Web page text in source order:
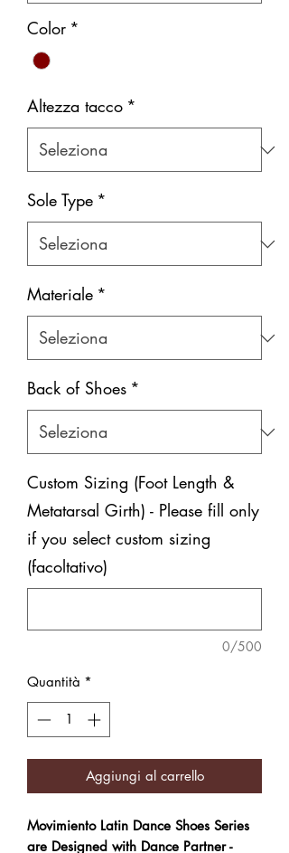
Color *
Altezza tacco *
Sole Type *
Materiale *
Back of Shoes *
Custom Sizing (Foot Length &
Metatarsal Girth) - Please fill only
if you select custom sizing
(facoltativo)
0/500
Quantità *
Aggiungi al carrello
Movimiento Latin Dance Shoes Series
are Designed with Dance Partner -